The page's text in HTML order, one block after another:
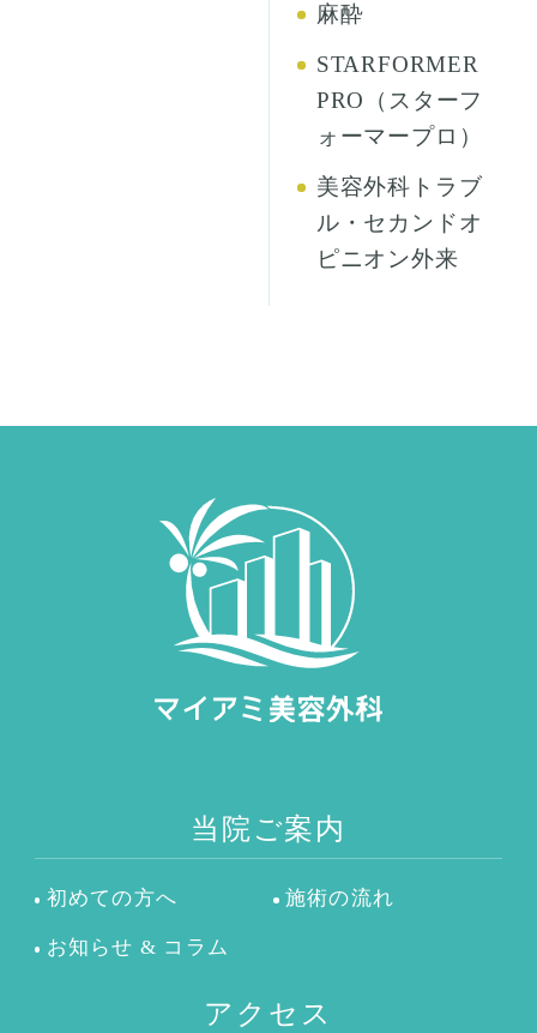
麻酔
STARFORMER
PRO（スターフ
ォーマープロ）
美容外科トラブ
ル・セカンドオ
ピニオン外来
当院ご案内
初めての方へ 施術の流れ
お知らせ & コラム
アクセス